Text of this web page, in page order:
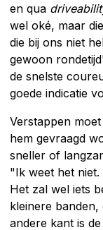
en qua
wel oké, maar
die bij ons niet
gewoon
de snelste
goede indicatie
Verstappen
hem gevraagd
sneller of
"Ik weet het
Het zal wel iets
kleinere
andere kant is de